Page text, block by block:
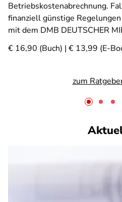
Betriebskostenabrechnung.
finanziell günstige
mit dem DMB DEUTSCHER
€ 16,90 (Buch) | € 13,99 (E-
zum